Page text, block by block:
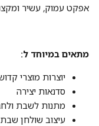
אפקט עמוק, עשיר
מתאים במיוחד ל:
יוצרות מוצרי
סדנאות יצירה
מתנות לשבת
עיצוב שולחן שבת